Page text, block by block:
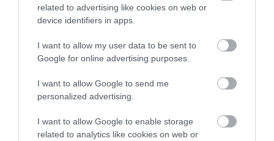
related to advertising like cookies on web or
device identifiers in apps.
I want to allow my user data to be sent to
Google for online advertising purposes.
I want to allow Google to send me
personalized advertising.
I want to allow Google to enable storage
related to analytics like cookies on web or